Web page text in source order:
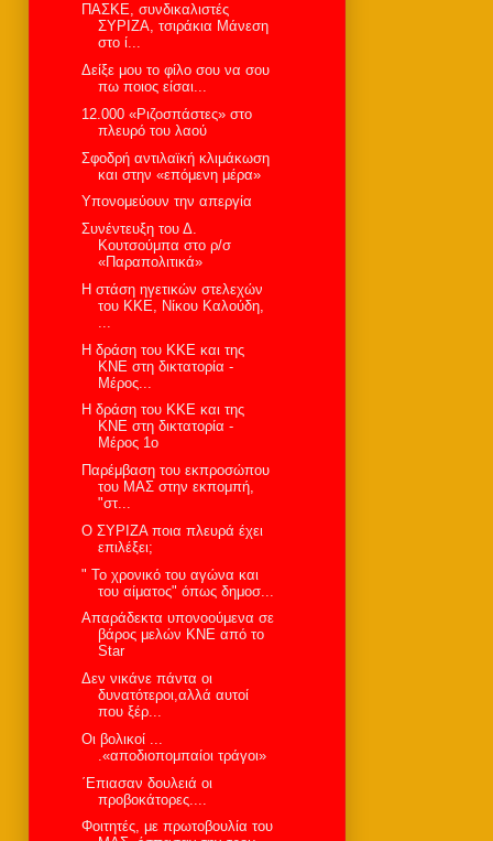
ΠΑΣΚΕ, συνδικαλιστές
ΣΥΡΙΖΑ, τσιράκια Μάνεση
στο ί...
Δείξε μου το φίλο σου να σου
πω ποιος είσαι...
12.000 «Ριζοσπάστες» στο
πλευρό του λαού
Σφοδρή αντιλαϊκή κλιμάκωση
και στην «επόμενη μέρα»
Υπονομεύουν την απεργία
Συνέντευξη του Δ.
Κουτσούμπα στο ρ/σ
«Παραπολιτικά»
Η στάση ηγετικών στελεχών
του ΚΚΕ, Νίκου Καλούδη,
Η δράση του ΚΚΕ και της
ΚΝΕ στη δικτατορία -
Mέρος...
Η δράση του ΚΚΕ και της
ΚΝΕ στη δικτατορία -
Mέρος 1ο
Παρέμβαση του εκπροσώπου
του ΜΑΣ στην εκπομπή,
"στ...
Ο ΣΥΡΙΖΑ ποια πλευρά έχει
επιλέξει;
" Το χρονικό του αγώνα και
του αίματος" όπως δημοσ...
Απαράδεκτα υπονοούμενα σε
βάρος μελών ΚΝΕ από το
Star
Δεν νικάνε πάντα οι
δυνατότεροι,αλλά αυτοί
που ξέρ...
Οι βολικοί ...
.«αποδιοπομπαίοι τράγοι»
΄Eπιασαν δουλειά οι
προβοκάτορες....
Φοιτητές, με πρωτοβουλία του